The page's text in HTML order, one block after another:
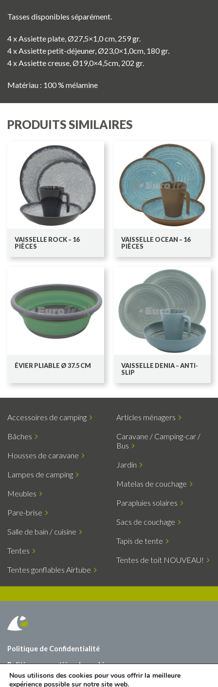
Tasses disponibles séparément.
4 x Assiette plate, Ø27,5×1,0 cm, 259 gr.
4 x Assiette petit-déjeuner, Ø23,0×1,0cm, 180 gr.
4 x Assiette creuse, Ø19,0×4,5cm, 202 gr.
Matériau : 100 % mélamine
PRODUITS SIMILAIRES
VAISSELLE ROCK – 16
PIÈCES
VAISSELLE OCEAN – 16
PIÈCES
ÉVIER PLIABLE Ø 37.5 CM
VAISSELLE DENIA – ANTI-
SLIP
Accessoires de camping Articles ménagers
Bâches
Caravane / Camping-car /
Bus
Housses de caravane
Jardin
Lampes de camping
Matelas de couchage
Meubles
Parapluies solaires
Pare-brise
Sacs de couchage
Salle de bain / cuisine
Tapis de tente
Tentes
Tentes de toit NOUVEAU!
Tentes gonflables Airtube
Politique de Confidentialité
Politique en matière de cookies
À propos de nous
Nous utilisons des cookies pour vous offrir la meilleure
expérience possible sur notre site web.